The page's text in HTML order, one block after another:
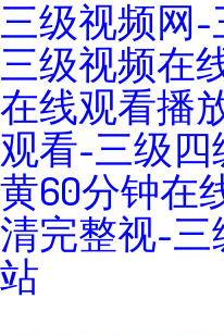
三级视频网
三级视频在
在线观看播
观看-三级
黄60分钟在
清完整视-
站